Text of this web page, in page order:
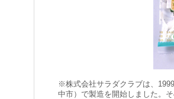
※株式会社サラダクラブは、
中市）で製造を開始しました。